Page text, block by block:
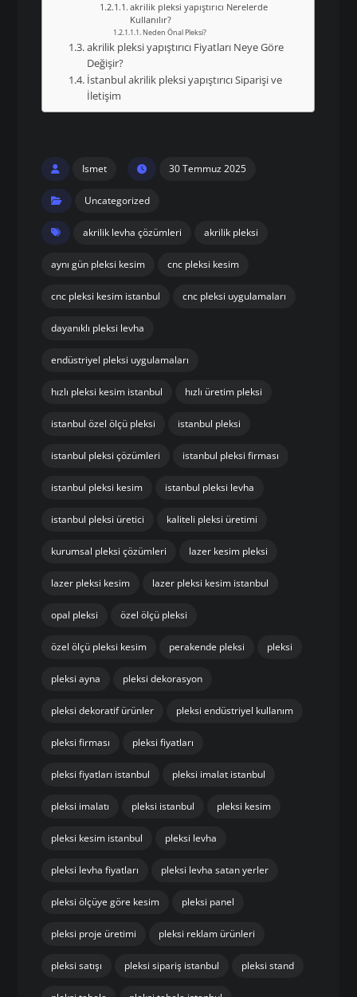
akrilik pleksi yapıştırıcı Nerelerde
Kullanılır?
Neden Önal Pleksi?
akrilik pleksi yapıştırıcı Fiyatları Neye Göre
Değişir?
İstanbul akrilik pleksi yapıştırıcı Siparişi ve
İletişim
Ismet 30 Temmuz 2025
Uncategorized
akrilik levha çözümleri akrilik pleksi
aynı gün pleksi kesim cnc pleksi kesim
cnc pleksi kesim istanbul cnc pleksi uygulamaları
dayanıklı pleksi levha
endüstriyel pleksi uygulamaları
hızlı pleksi kesim istanbul hızlı üretim pleksi
istanbul özel ölçü pleksi istanbul pleksi
istanbul pleksi çözümleri istanbul pleksi firması
istanbul pleksi kesim istanbul pleksi levha
istanbul pleksi üretici kaliteli pleksi üretimi
kurumsal pleksi çözümleri lazer kesim pleksi
lazer pleksi kesim lazer pleksi kesim istanbul
opal pleksi özel ölçü pleksi
özel ölçü pleksi kesim perakende pleksi pleksi
pleksi ayna pleksi dekorasyon
pleksi dekoratif ürünler pleksi endüstriyel kullanım
pleksi firması pleksi fiyatları
pleksi fiyatları istanbul pleksi imalat istanbul
pleksi imalatı pleksi istanbul pleksi kesim
pleksi kesim istanbul pleksi levha
pleksi levha fiyatları pleksi levha satan yerler
pleksi ölçüye göre kesim pleksi panel
pleksi proje üretimi pleksi reklam ürünleri
pleksi satışı pleksi sipariş istanbul pleksi stand